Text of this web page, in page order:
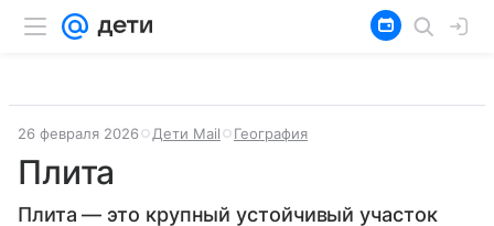
26 февраля 2026 Дети Mail География
Плита
Плита — это крупный устойчивый участок